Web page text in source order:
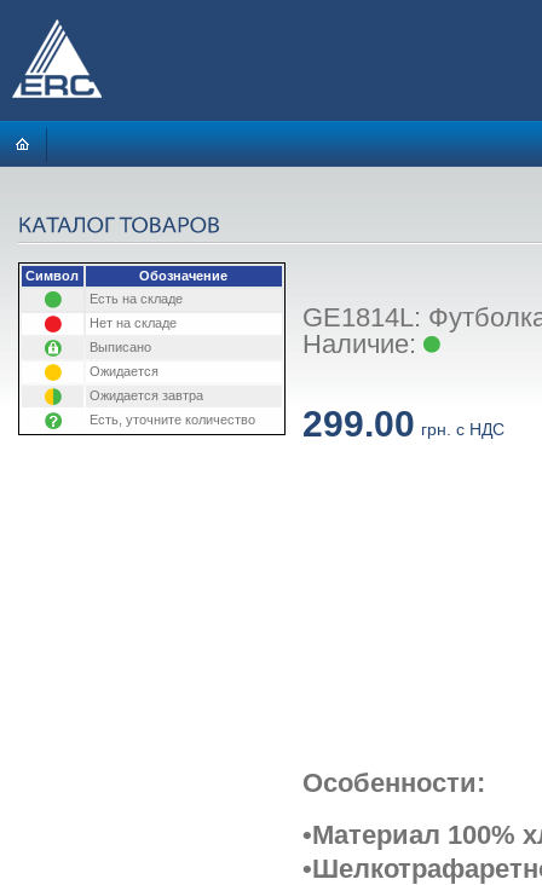
Символ
Обозначение
Есть на складе
Нет на складе
Выписано
Ожидается
Ожидается завтра
Есть, уточните количество
GE1814L:
Наличие:
299.00 грн. с НДС
Особенности:
•Материал 100%